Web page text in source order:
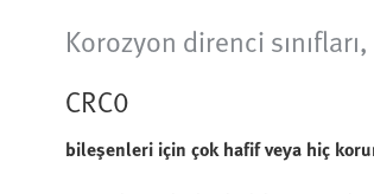
Korozyon direnci
CRC0
bileşenleri için çok hafif veya hiç